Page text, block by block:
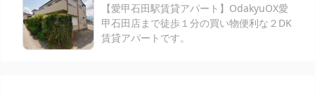
【愛甲石田駅賃貸アパート】OdakyuOX愛
甲石田店まで徒歩１分の買い物便利な２DK
賃貸アパートです。